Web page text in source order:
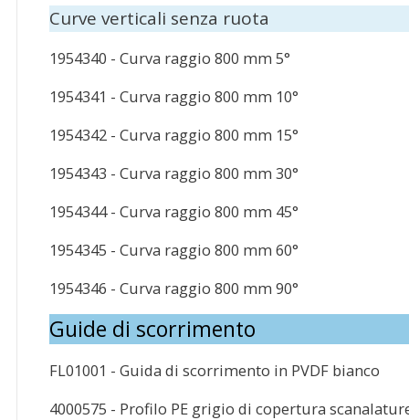
Curve verticali senza ruota
1954340 - Curva raggio 800 mm 5°
1954341 - Curva raggio 800 mm 10°
1954342 - Curva raggio 800 mm 15°
1954343 - Curva raggio 800 mm 30°
1954344 - Curva raggio 800 mm 45°
1954345 - Curva raggio 800 mm 60°
1954346 - Curva raggio 800 mm 90°
Guide di scorrimento
FL01001 - Guida di scorrimento in PVDF bianco
4000575 - Profilo PE grigio di copertura